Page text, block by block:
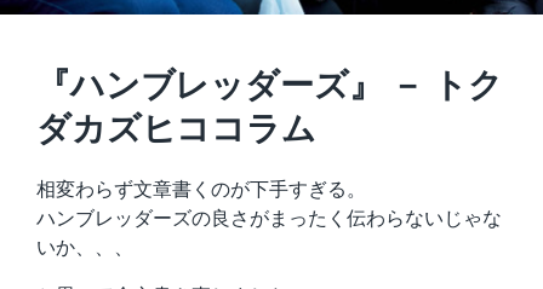
『ハンブレッダーズ』 － トク
ダカズヒココラム
相変わらず文章書くのが下手すぎる。
ハンブレッダーズの良さがまったく伝わらないじゃな
いか、、、